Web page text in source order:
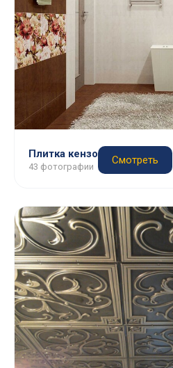
Плитка кензо
43 фотографии
Смотреть